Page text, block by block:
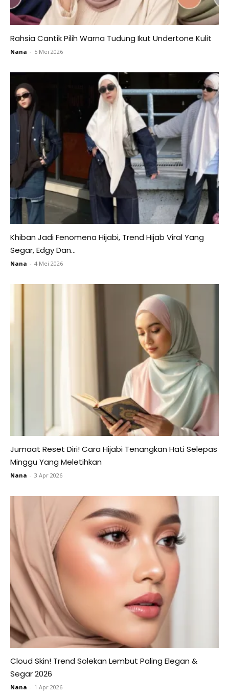
Rahsia Cantik Pilih Warna Tudung Ikut Undertone Kulit
Nana - 5 Mei 2026
Khiban Jadi Fenomena Hijabi, Trend Hijab Viral Yang
Segar, Edgy Dan...
Nana - 4 Mei 2026
Jumaat Reset Diri! Cara Hijabi Tenangkan Hati Selepas
Minggu Yang Meletihkan
Nana - 3 Apr 2026
Cloud Skin! Trend Solekan Lembut Paling Elegan &
Segar 2026
Nana - 1 Apr 2026